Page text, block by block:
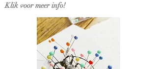
Klik voor meer info!